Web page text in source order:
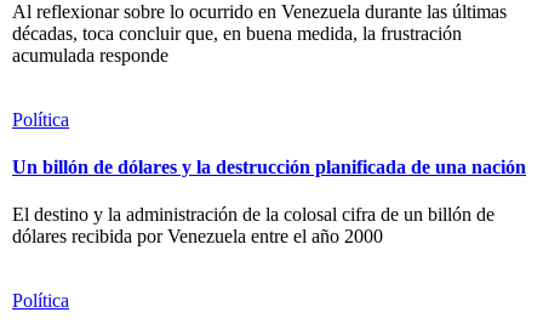
Al reflexionar sobre lo ocurrido en Venezuela durante las últimas
décadas, toca concluir que, en buena medida, la frustración
acumulada responde
Política
Un billón de dólares y la destrucción planificada de una nación
El destino y la administración de la colosal cifra de un billón de
dólares recibida por Venezuela entre el año 2000
Política